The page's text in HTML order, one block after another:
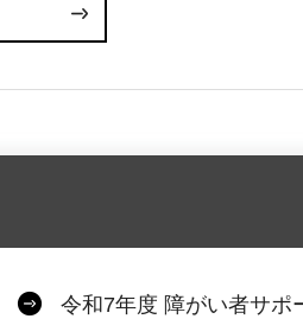
令和7年度 障がい者サポ